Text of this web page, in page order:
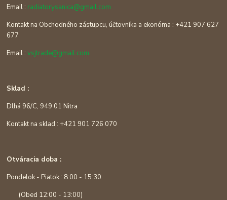
Email : radiatorysanica@gmail.com
Kontakt na Obchodného zástupcu, účtovníka a ekonóma : +421 907 627
677
Email :vsjtrade@gmail.com
Sklad :
Dlhá 96/C, 949 01 Nitra
Kontakt na sklad : +421 901 726 070
Otváracia doba :
Pondelok - Piatok : 8:00 - 15:30
(Obed 12:00 - 13:00)